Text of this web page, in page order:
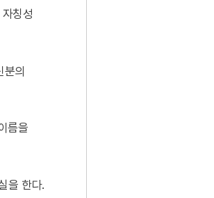
칭성
분의
름을
을 한다.